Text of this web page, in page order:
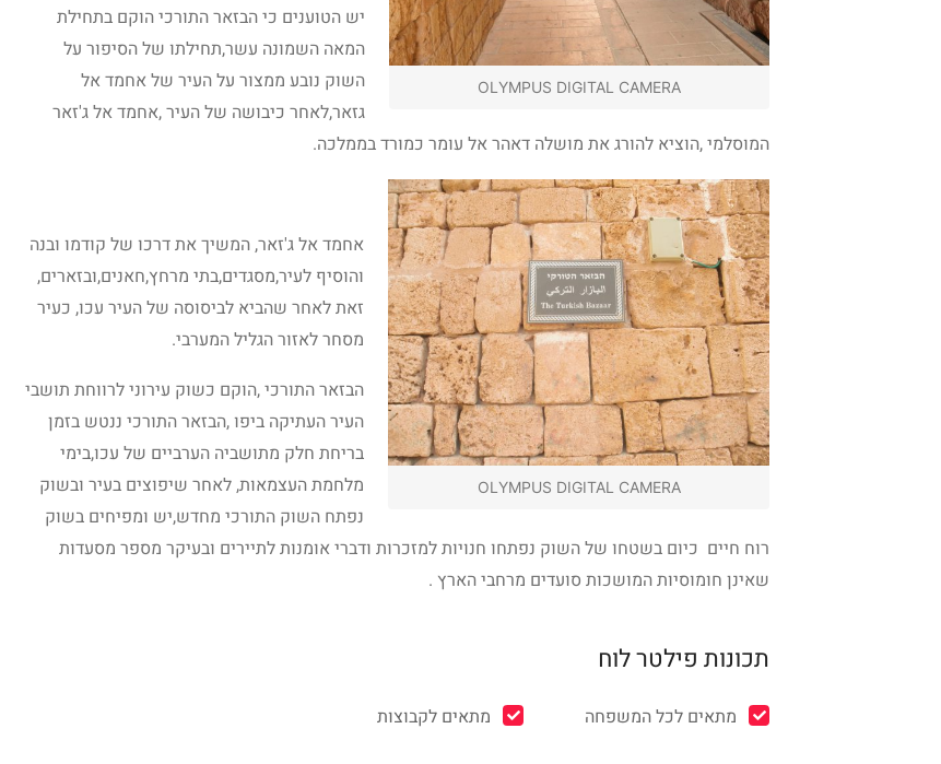
OLYMPUS DIGITAL CAMERA
יש הטוענים כי הבזאר התורכי הוקם בתחילת
המאה השמונה עשר,תחילתו של הסיפור על
השוק נובע ממצור על העיר של אחמד אל
גזאר,לאחר כיבושה של העיר ,אחמד אל ג'זאר
המוסלמי ,הוציא להורג את מושלה דאהר אל עומר כמורד בממלכה.
OLYMPUS DIGITAL CAMERA
אחמד אל ג'זאר, המשיך את דרכו של קודמו ובנה
והוסיף לעיר,מסגדים,בתי מרחץ,חאנים,ובזארים,
זאת לאחר שהביא לביסוסה של העיר עכו, כעיר
מסחר לאזור הגליל המערבי.
הבזאר התורכי ,הוקם כשוק עירוני לרווחת תושבי
העיר העתיקה ביפו ,הבזאר התורכי ננטש בזמן
בריחת חלק מתושביה הערביים של עכו,בימי
מלחמת העצמאות, לאחר שיפוצים בעיר ובשוק
נפתח השוק התורכי מחדש,יש ומפיחים בשוק
רוח חיים כיום בשטחו של השוק נפתחו חנויות למזכרות ודברי אומנות לתיירים ובעיקר מספר מסעדות
שאינן חומוסיות המושכות סועדים מרחבי הארץ .
תכונות פילטר לוח
מתאים לכל המשפחה מתאים לקבוצות